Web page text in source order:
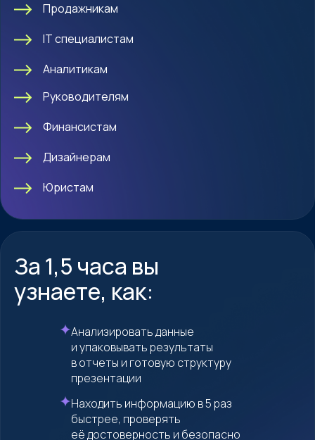
Продажникам
IT специалистам
Юристам
За 1,5 часа вы
узнаете, как:
Аналитикам
Руководителям
Финансистам
Анализировать данные
и упаковывать результаты
в отчеты и готовую структуру
презентации
Дизайнерам
Находить информацию в 5 раз
быстрее, проверять
её достоверность и безопасно